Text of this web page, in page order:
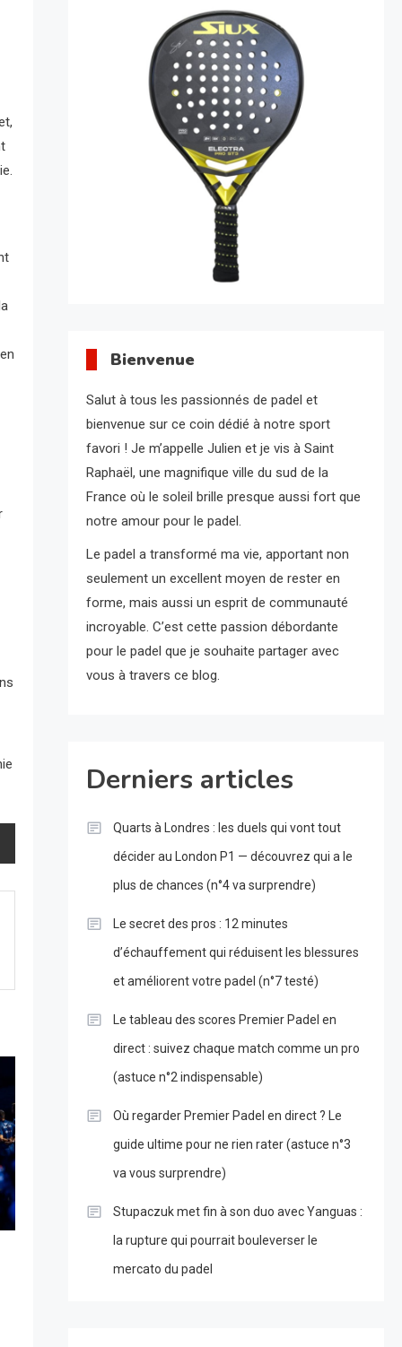
Bienvenue
Salut à tous les passionnés de padel et
bienvenue sur ce coin dédié à notre sport
favori ! Je m’appelle Julien et je vis à Saint
Raphaël, une magnifique ville du sud de la
France où le soleil brille presque aussi fort que
notre amour pour le padel.
Le padel a transformé ma vie, apportant non
seulement un excellent moyen de rester en
forme, mais aussi un esprit de communauté
incroyable. C’est cette passion débordante
pour le padel que je souhaite partager avec
vous à travers ce blog.
Derniers articles
Quarts à Londres : les duels qui vont tout
décider au London P1 — découvrez qui a le
plus de chances (n°4 va surprendre)
Le secret des pros : 12 minutes
d’échauffement qui réduisent les blessures
et améliorent votre padel (n°7 testé)
Le tableau des scores Premier Padel en
direct : suivez chaque match comme un pro
(astuce n°2 indispensable)
Où regarder Premier Padel en direct ? Le
guide ultime pour ne rien rater (astuce n°3
va vous surprendre)
Stupaczuk met fin à son duo avec Yanguas :
la rupture qui pourrait bouleverser le
mercato du padel